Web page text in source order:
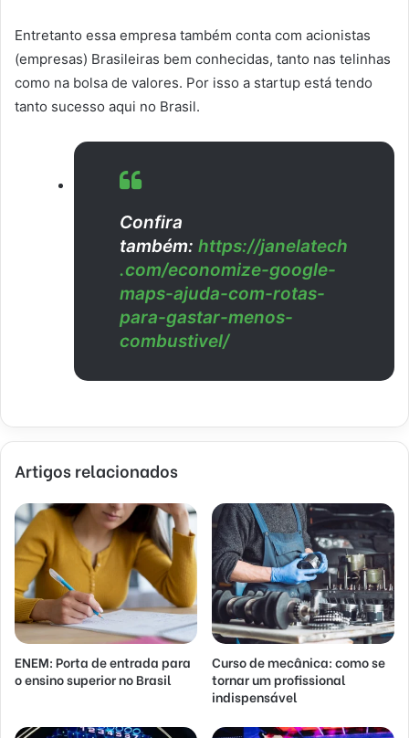
Entretanto essa empresa também conta com acionistas
(empresas) Brasileiras bem conhecidas, tanto nas telinhas
como na bolsa de valores. Por isso a startup está tendo
tanto sucesso aqui no Brasil.
Confira
também: https://janelatech
.com/economize-google-
maps-ajuda-com-rotas-
para-gastar-menos-
combustivel/
Artigos relacionados
ENEM: Porta de entrada para
o ensino superior no Brasil
Curso de mecânica: como se
tornar um profissional
indispensável